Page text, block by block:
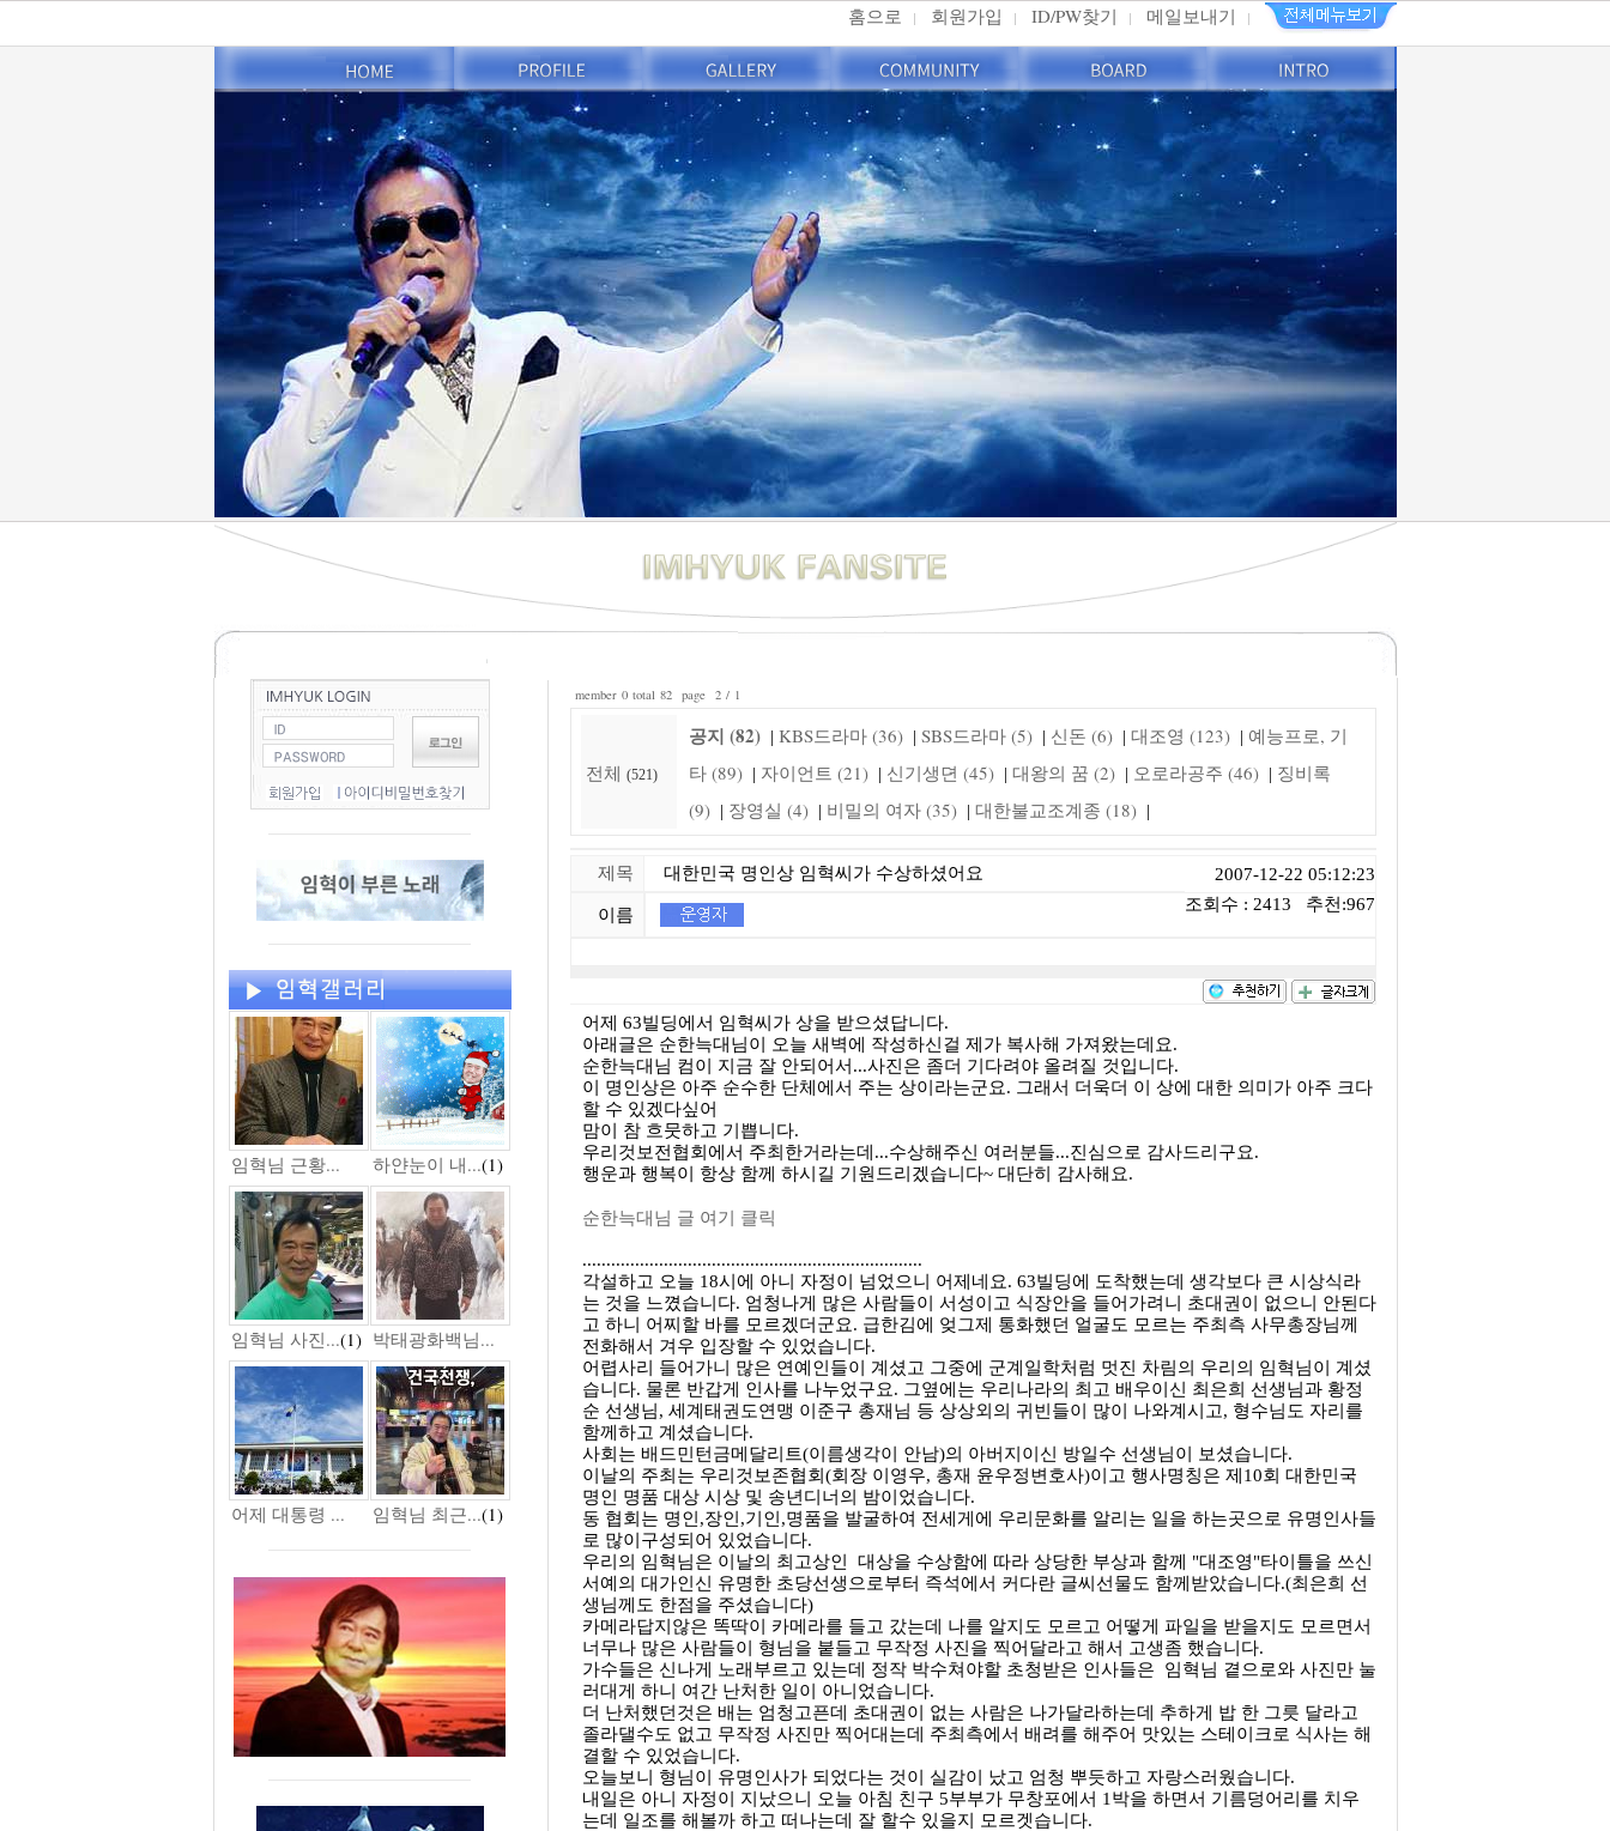
홈으로 회원가입 ID/PW찾기 메일보내기
임혁님 근황... 하얀눈이 내...(1)
임혁님 사진...(1) 박태광화백님...
어제 대통령 ... 임혁님 최근...(1)
member 0 total 82 page 2 / 1
전체 (521)
공지 (82) | KBS드라마 (36) | SBS드라마 (5) | 신돈 (6) | 대조영 (123) | 예능프로, 기
타 (89) | 자이언트 (21) | 신기생뎐 (45) | 대왕의 꿈 (2) | 오로라공주 (46) | 징비록
(9) | 장영실 (4) | 비밀의 여자 (35) | 대한불교조계종 (18) |
제목 대한민국 명인상 임혁씨가 수상하셨어요 2007-12-22 05:12:23
이름
조회수 : 2413 추천:967
어제 63빌딩에서 임혁씨가 상을 받으셨답니다.
아래글은 순한늑대님이 오늘 새벽에 작성하신걸 제가 복사해 가져왔는데요.
순한늑대님 컴이 지금 잘 안되어서...사진은 좀더 기다려야 올려질 것입니다.
이 명인상은 아주 순수한 단체에서 주는 상이라는군요. 그래서 더욱더 이 상에 대한 의미가 아주 크다
할 수 있겠다싶어
맘이 참 흐뭇하고 기쁩니다.
우리것보전협회에서 주최한거라는데...수상해주신 여러분들...진심으로 감사드리구요.
행운과 행복이 항상 함께 하시길 기원드리겠습니다~ 대단히 감사해요.
순한늑대님 글 여기 클릭
.......................................................................
각설하고 오늘 18시에 아니 자정이 넘었으니 어제네요. 63빌딩에 도착했는데 생각보다 큰 시상식라
는 것을 느꼈습니다. 엄청나게 많은 사람들이 서성이고 식장안을 들어가려니 초대권이 없으니 안된다
고 하니 어찌할 바를 모르겠더군요. 급한김에 엊그제 통화했던 얼굴도 모르는 주최측 사무총장님께
전화해서 겨우 입장할 수 있었습니다.
어렵사리 들어가니 많은 연예인들이 계셨고 그중에 군계일학처럼 멋진 차림의 우리의 임혁님이 계셨
습니다. 물론 반갑게 인사를 나누었구요. 그옆에는 우리나라의 최고 배우이신 최은희 선생님과 황정
순 선생님, 세계태권도연맹 이준구 총재님 등 상상외의 귀빈들이 많이 나와계시고, 형수님도 자리를
함께하고 계셨습니다.
사회는 배드민턴금메달리트(이름생각이 안남)의 아버지이신 방일수 선생님이 보셨습니다.
이날의 주최는 우리것보존협회(회장 이영우, 총재 윤우정변호사)이고 행사명칭은 제10회 대한민국
명인 명품 대상 시상 및 송년디너의 밤이었습니다.
동 협회는 명인,장인,기인,명품을 발굴하여 전세게에 우리문화를 알리는 일을 하는곳으로 유명인사들
로 많이구성되어 있었습니다.
우리의 임혁님은 이날의 최고상인 대상을 수상함에 따라 상당한 부상과 함께 "대조영"타이틀을 쓰신
서예의 대가인신 유명한 초당선생으로부터 즉석에서 커다란 글씨선물도 함께받았습니다.(최은희 선
생님께도 한점을 주셨습니다)
카메라답지않은 똑딱이 카메라를 들고 갔는데 나를 알지도 모르고 어떻게 파일을 받을지도 모르면서
너무나 많은 사람들이 형님을 붙들고 무작정 사진을 찍어달라고 해서 고생좀 했습니다.
가수들은 신나게 노래부르고 있는데 정작 박수쳐야할 초청받은 인사들은 임혁님 곁으로와 사진만 눌
러대게 하니 여간 난처한 일이 아니었습니다.
더 난처했던것은 배는 엄청고픈데 초대권이 없는 사람은 나가달라하는데 추하게 밥 한 그릇 달라고
졸라댈수도 없고 무작정 사진만 찍어대는데 주최측에서 배려를 해주어 맛있는 스테이크로 식사는 해
결할 수 있었습니다.
오늘보니 형님이 유명인사가 되었다는 것이 실감이 났고 엄청 뿌듯하고 자랑스러웠습니다.
내일은 아니 자정이 지났으니 오늘 아침 친구 5부부가 무창포에서 1박을 하면서 기름덩어리를 치우
는데 일조를 해볼까 하고 떠나는데 잘 할수 있을지 모르겟습니다.